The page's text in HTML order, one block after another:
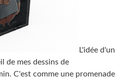
L'idée d'un
de mes dessins de
C'est comme une promenade